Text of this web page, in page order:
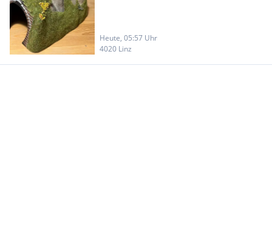
Heute, 05:57 Uhr
4020 Linz